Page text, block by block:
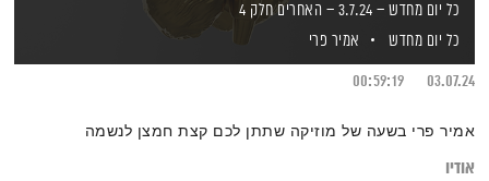
כל יום מחדש – 3.7.24 – האחרים חלק 4
כל יום מחדש
אמיר פרי
03.07.24
00:59:19
אמיר פרי בשעה של מוזיקה שתתן לכם קצת חמצן לנשמה
אודיו